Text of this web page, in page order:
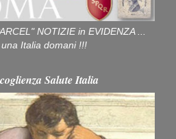
NOTIZIE in EVIDENZA ...
Italia domani !!!
Salute Italia